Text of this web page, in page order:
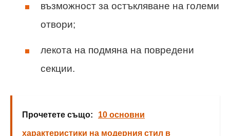
възможност за остъкляване на големи
отвори;
лекота на подмяна на повредени
секции.
Прочетете също: 10 основни
характеристики на модерния стил в